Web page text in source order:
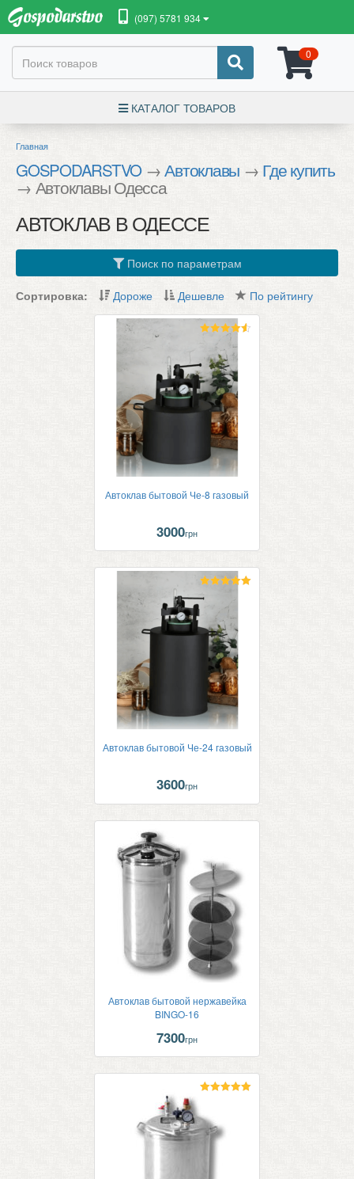
(097) 5781 934
0
КАТАЛОГ ТОВАРОВ
Главная
GOSPODARSTVO→Автоклавы → Где купить
→ Автоклавы Одесса
АВТОКЛАВ В ОДЕССЕ
Поиск по параметрам
Сортировка: Дороже Дешевле По рейтингу
Оценка
4.50
из 5
Автоклав бытовой Че-8 газовый
3000грн
Автоклав бытовой Че-24 газовый
3600грн
Автоклав бытовой нержавейка
BINGO-16
7300грн